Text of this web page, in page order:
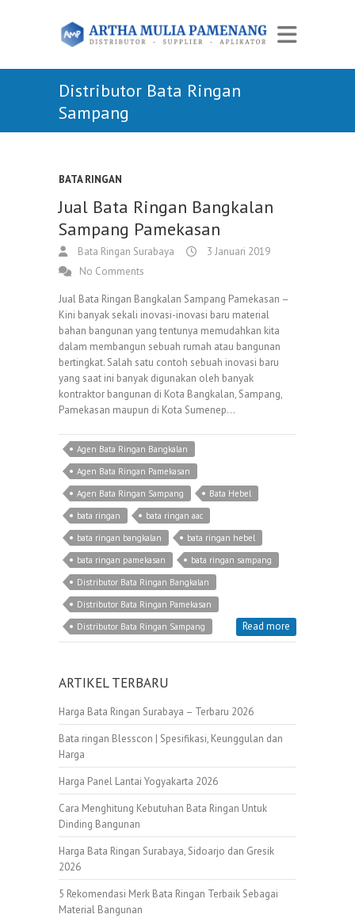
Distributor Bata Ringan
Sampang
BATA RINGAN
Jual Bata Ringan Bangkalan
Sampang Pamekasan
Bata Ringan Surabaya
3 Januari 2019
No Comments
Jual Bata Ringan Bangkalan Sampang Pamekasan –
Kini banyak sekali inovasi-inovasi baru material
bahan bangunan yang tentunya memudahkan kita
dalam membangun sebuah rumah atau bangunan
bertingkat. Salah satu contoh sebuah inovasi baru
yang saat ini banyak digunakan oleh banyak
kontraktor bangunan di Kota Bangkalan, Sampang,
Pamekasan maupun di Kota Sumenep…
Agen Bata Ringan Bangkalan
Agen Bata Ringan Pamekasan
Agen Bata Ringan Sampang
Bata Hebel
bata ringan
bata ringan aac
bata ringan bangkalan
bata ringan hebel
bata ringan pamekasan
bata ringan sampang
Distributor Bata Ringan Bangkalan
Distributor Bata Ringan Pamekasan
Distributor Bata Ringan Sampang
Read more
ARTIKEL TERBARU
Harga Bata Ringan Surabaya – Terbaru 2026
Bata ringan Blesscon | Spesifikasi, Keunggulan dan
Harga
Harga Panel Lantai Yogyakarta 2026
Cara Menghitung Kebutuhan Bata Ringan Untuk
Dinding Bangunan
Harga Bata Ringan Surabaya, Sidoarjo dan Gresik
2026
5 Rekomendasi Merk Bata Ringan Terbaik Sebagai
Material Bangunan